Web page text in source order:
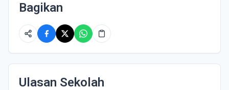
Bagikan
Ulasan Sekolah